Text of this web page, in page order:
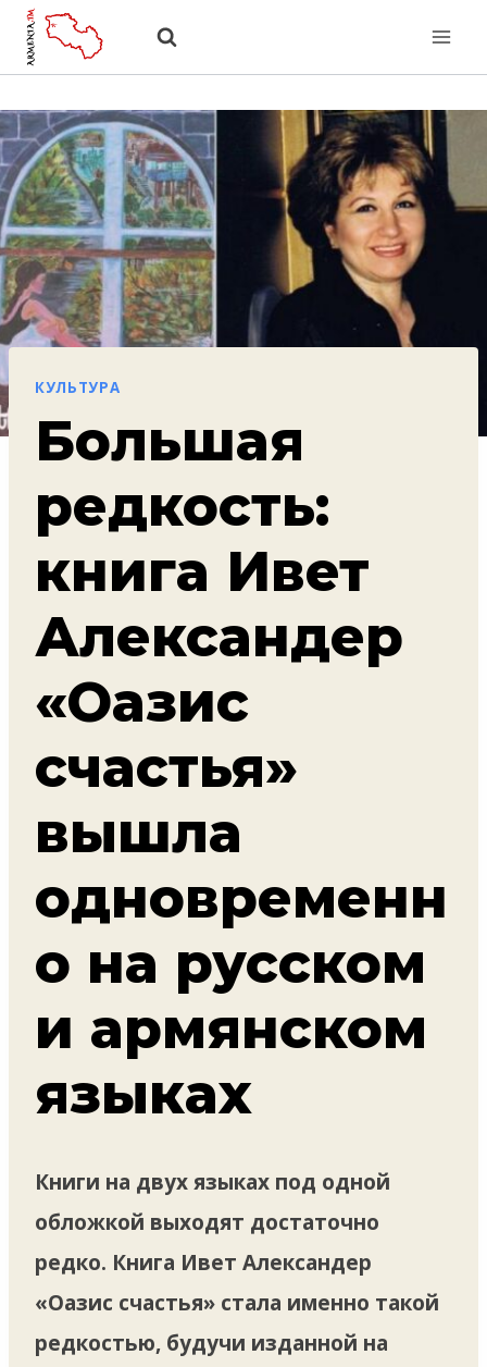
Перейти
КУЛЬТУРА
Большая
редкость:
книга Ивет
Александер
«Оазис
счастья»
вышла
одновременн
о на русском
и армянском
языках
Книги на двух языках под одной
обложкой выходят достаточно
редко. Книга Ивет Александер
«Оазис счастья» стала именно такой
редкостью, будучи изданной на